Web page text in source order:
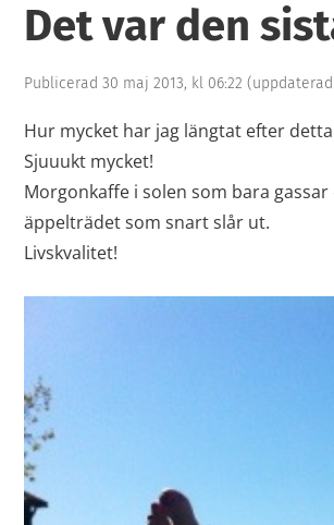
Det var den
Publicerad 30 maj 2013, kl 06:22 (uppdaterad
Hur mycket har jag längtat efter
Sjuuukt mycket!
Morgonkaffe i solen som bara
äppelträdet som snart slår ut.
Livskvalitet!